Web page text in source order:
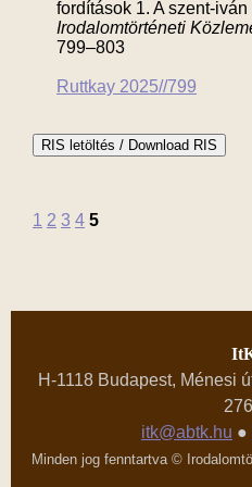
fordítások 1. A szent-
Irodalomtörténeti
799–803
Ruttkay 2025//799
1 2 3 4 5
H-1118 Budapest, Ménesi
itk@abtk.hu ●
Minden jog fenntartva ©